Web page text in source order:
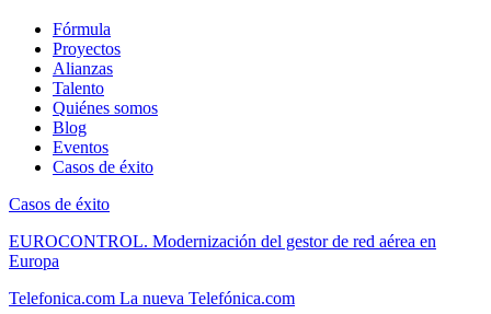
Fórmula
Proyectos
Alianzas
Talento
Quiénes somos
Blog
Eventos
Casos de éxito
Casos de éxito
EUROCONTROL. Modernización del gestor de red aérea en
Europa
Telefonica.com La nueva Telefónica.com